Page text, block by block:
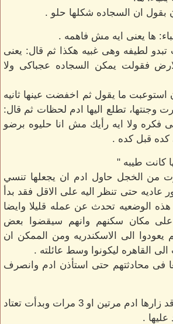
بقول ان السجاده شكلها حلو .
ها يعنى ايه مش فاهمه .
لطيفه وهى غبيه هكذا ثم قال: يعنى
فقولت يمكن السجاده عجباكى ولا
استوعبت ما يقول ثم اخفضت عينها ثانيه
تطلع اليها ادم لحظات ثم قال:
فكره ولا ايه رأيك مش انا حليوه برضو
كده قبل كده .
كانت طيبه "
من الخجل حاول ادم ان يجعلها تنسي
حتى تنظر اليه على الاقل فقد بدأ
هذه الوضعيه تحدث عن عمله قليلا وايضا
مكان سكنهم وانهم سيقضوا بعض
الى الاسكندريه ومن الممكن ان
القاهره ليكونوا وسط عائلته .
فى محادثتهم حتى استأذن ادم وانصرف
بعد مرور اسبوع كان قد زارها ادم مرتين او 3 مرات وبدأت تعتاد
عليها .